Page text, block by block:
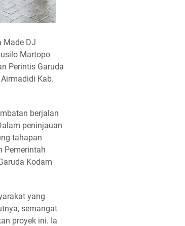
Made DJ
Martopo
Perintis Garuda
Kab.
berjalan
peninjauan
tahapan
Pemerintah
Kodam
yang
semangat
proyek ini. Ia